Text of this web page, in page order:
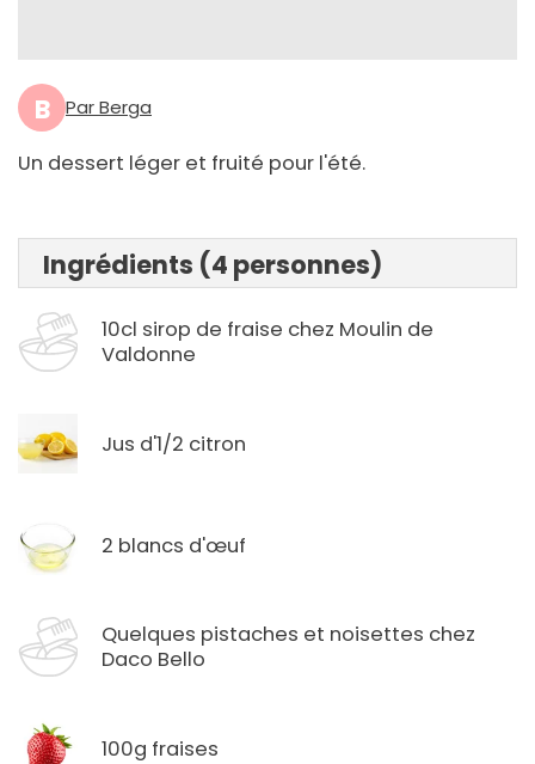
B Par Berga
Un dessert léger et fruité pour l'été.
Ingrédients (4 personnes)
10cl sirop de fraise chez Moulin de
Valdonne
Jus d'1/2 citron
2 blancs d'œuf
Quelques pistaches et noisettes chez
Daco Bello
100g fraises